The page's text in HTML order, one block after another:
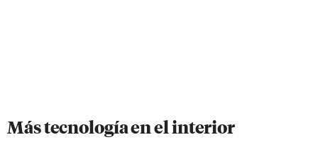
Más tecnología en el interior